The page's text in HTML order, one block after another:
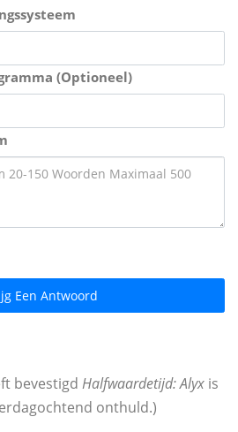
(Optioneel)
Een Antwoord
bevestigd Halfwaardetijd: Alyx is
onthuld.)